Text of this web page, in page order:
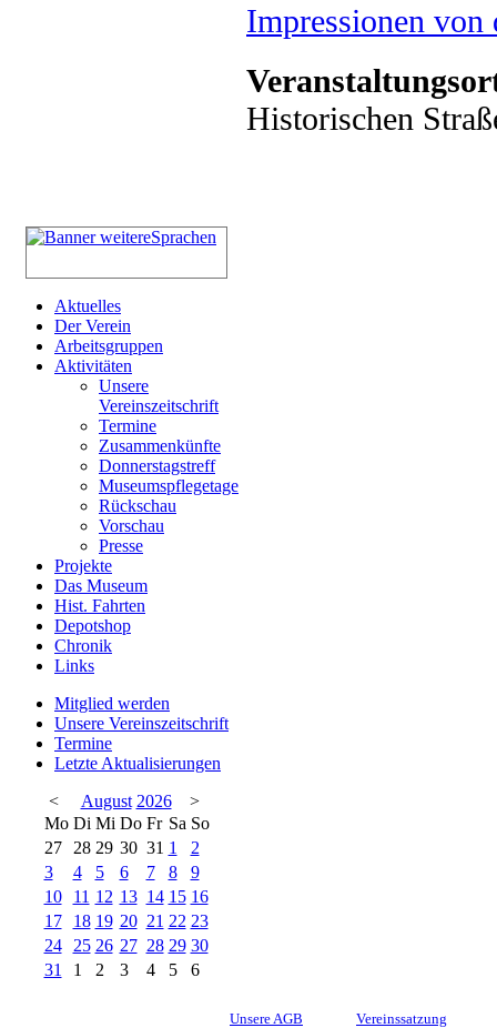
Impressionen von
Historischen
Aktuelles
Der Verein
Arbeitsgruppen
Aktivitäten
Unsere
Vereinszeitschrift
Termine
Zusammenkünfte
Donnerstagstreff
Museumspflegetage
Rückschau
Vorschau
Presse
Projekte
Das Museum
Hist. Fahrten
Depotshop
Chronik
Links
Mitglied werden
Unsere Vereinszeitschrift
Termine
Letzte Aktualisierungen
<
August 2026
>
Mo Di Mi Do Fr Sa So
27
28 29 30 31 1
2
3
4 5 6 7 8
9
10
11 12 13 14 15 16
17
18 19 20 21 22 23
24
25 26 27 28 29 30
31
1 2 3 4 5 6
Unsere AGB Vereinssatzung